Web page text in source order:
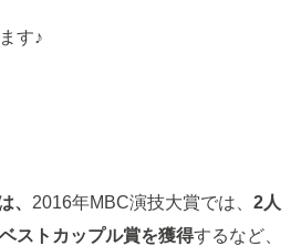
す♪
、 2016年MBC演技大賞では、 2人
ストカップル賞を獲得するなど、